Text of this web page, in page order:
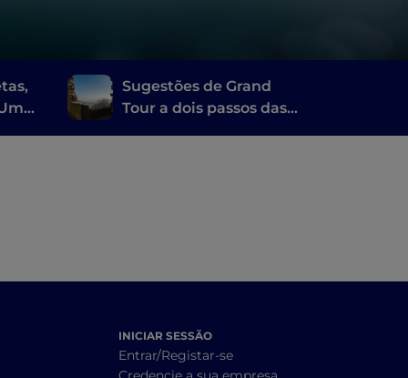
Sugestões de Grand
Tour a dois passos das
INICIAR SESSÃO
Entrar/Registar-se